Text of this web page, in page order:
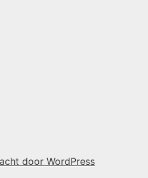
door WordPress